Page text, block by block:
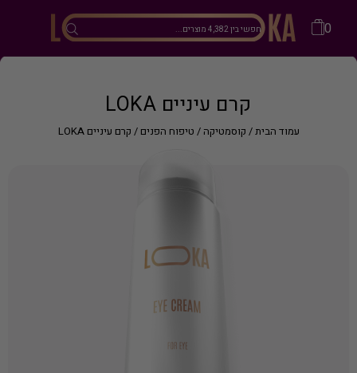
0
קרם עיניים LOKA
עמוד הבית/ קוסמטיקה / טיפוח הפנים / קרם עיניים LOKA